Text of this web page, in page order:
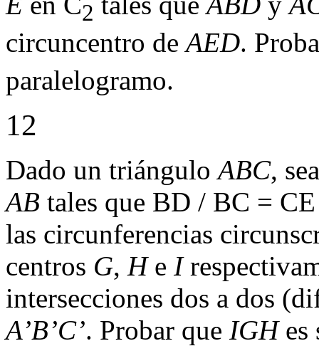
2
circuncentro deAED.
paralelogramo.
12
Dado un triángulo ABC,
AB tales que BD / BC =
las circunferencias
centros G, He I
intersecciones dos a dos
A’B’C’. Probar que IGHes